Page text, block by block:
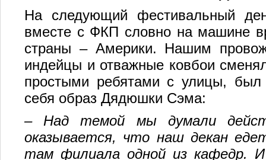
На следующий фестивальный
вместе с ФКП словно на машине
страны – Америки. Нашим
индейцы и отважные ковбои
простыми ребятами с улицы,
себя образ Дядюшки Сэма:
– Над темой мы думали
оказывается, что наш декан
там филиала одной из кафедр.